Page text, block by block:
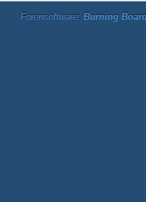
Forensoftware: Burning